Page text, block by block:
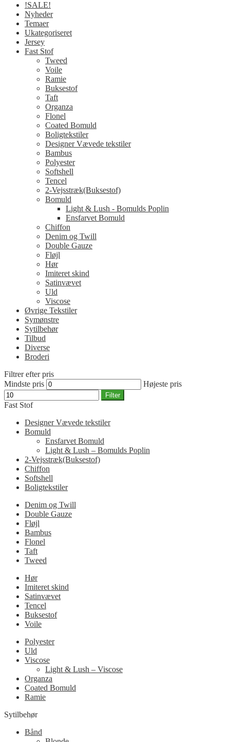
!SALE!
Nyheder
Temaer
Ukategoriseret
Jersey
Fast Stof
Tweed
Voile
Ramie
Buksestof
Taft
Organza
Flonel
Coated Bomuld
Boligtekstiler
Designer Vævede tekstiler
Bambus
Polyester
Softshell
Tencel
2-Vejsstræk(Buksestof)
Bomuld
Light & Lush - Bomulds Poplin
Ensfarvet Bomuld
Chiffon
Denim og Twill
Double Gauze
Fløjl
Hør
Imiteret skind
Satinvævet
Uld
Viscose
Øvrige Tekstiler
Symønstre
Sytilbehør
Tilbud
Diverse
Broderi
Filtrer efter pris
Mindste pris
Højeste pris
Filter
Fast Stof
Designer Vævede tekstiler
Bomuld
Ensfarvet Bomuld
Light & Lush – Bomulds Poplin
2-Vejsstræk(Buksestof)
Chiffon
Softshell
Boligtekstiler
Denim og Twill
Double Gauze
Fløjl
Bambus
Flonel
Taft
Tweed
Hør
Imiteret skind
Satinvævet
Tencel
Buksestof
Voile
Polyester
Uld
Viscose
Light & Lush – Viscose
Organza
Coated Bomuld
Ramie
Sytilbehør
Bånd